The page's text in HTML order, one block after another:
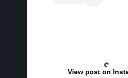
View post on